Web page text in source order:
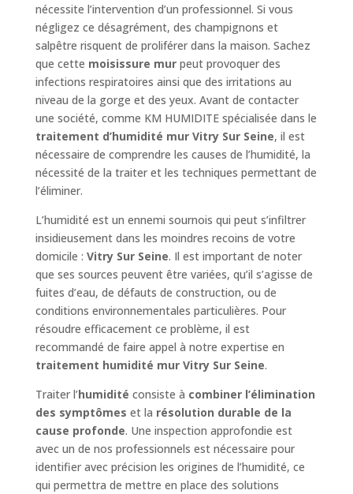
nécessite l’intervention d’un professionnel. Si vous
négligez ce désagrément, des champignons et
salpêtre risquent de proliférer dans la maison. Sachez
que cette moisissure murpeut provoquer des
infections respiratoires ainsi que des irritations au
niveau de la gorge et des yeux. Avant de contacter
une société, comme KM HUMIDITE spécialisée dans le
traitement d’humidité mur Vitry Sur Seine, il est
nécessaire de comprendre les causes de l’humidité, la
nécessité de la traiter et les techniques permettant de
l’éliminer.
L’humidité est un ennemi sournois qui peut s’infiltrer
insidieusement dans les moindres recoins de votre
domicile : Vitry Sur Seine. Il est important de noter
que ses sources peuvent être variées, qu’il s’agisse de
fuites d’eau, de défauts de construction, ou de
conditions environnementales particulières. Pour
résoudre efficacement ce problème, il est
recommandé de faire appel à notre expertise en
traitement humidité mur Vitry Sur Seine.
Traiter l’humidité consiste à combiner l’élimination
des symptômes et la résolution durable de la
cause profonde. Une inspection approfondie est
avec un de nos professionnels est nécessaire pour
identifier avec précision les origines de l’humidité, ce
qui permettra de mettre en place des solutions